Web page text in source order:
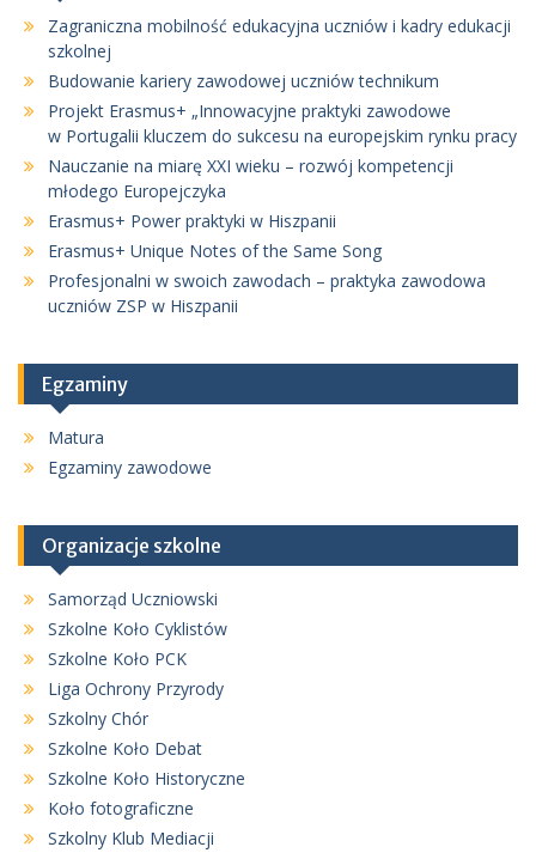
Zagraniczna mobilność edukacyjna uczniów i kadry edukacji
szkolnej
Budowanie kariery zawodowej uczniów technikum
Projekt Erasmus+ „Innowacyjne praktyki zawodowe
w Portugalii kluczem do sukcesu na europejskim rynku pracy
Nauczanie na miarę XXI wieku – rozwój kompetencji
młodego Europejczyka
Erasmus+ Power praktyki w Hiszpanii
Erasmus+ Unique Notes of the Same Song
Profesjonalni w swoich zawodach – praktyka zawodowa
uczniów ZSP w Hiszpanii
Egzaminy
Matura
Egzaminy zawodowe
Organizacje szkolne
Samorząd Uczniowski
Szkolne Koło Cyklistów
Szkolne Koło PCK
Liga Ochrony Przyrody
Szkolny Chór
Szkolne Koło Debat
Szkolne Koło Historyczne
Koło fotograficzne
Szkolny Klub Mediacji